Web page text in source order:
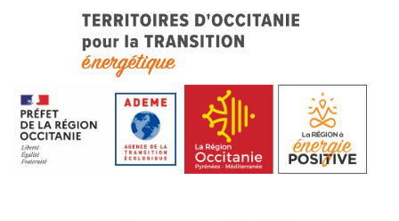
TOTEn Occitanie | Territoires
d’Occitanie pour la Transition
Energétique